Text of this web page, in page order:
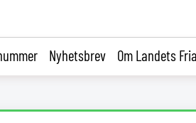
Nyhetsbrev Om Landets